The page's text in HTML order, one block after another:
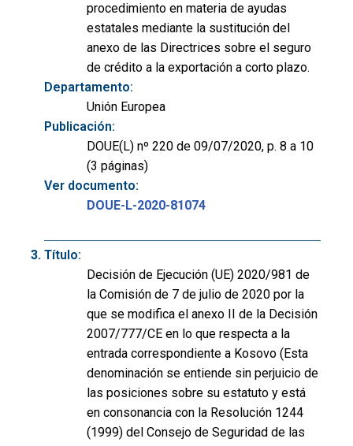
procedimiento en materia de ayudas
estatales mediante la sustitución del
anexo de las Directrices sobre el seguro
de crédito a la exportación a corto plazo.
Departamento:
Unión Europea
Publicación:
DOUE(L) nº 220 de 09/07/2020, p. 8 a 10
(3 páginas)
Ver documento:
DOUE-L-2020-81074
Título:
Decisión de Ejecución (UE) 2020/981 de
la Comisión de 7 de julio de 2020 por la
que se modifica el anexo II de la Decisión
2007/777/CE en lo que respecta a la
entrada correspondiente a Kosovo (Esta
denominación se entiende sin perjuicio de
las posiciones sobre su estatuto y está
en consonancia con la Resolución 1244
(1999) del Consejo de Seguridad de las